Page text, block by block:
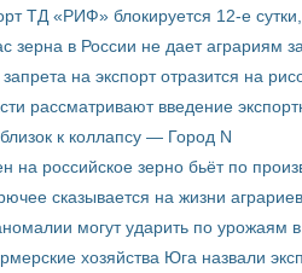
ТД «РИФ» блокируется 12-е
зерна в России не дает аграриям
на экспорт отразится на
рассматривают введение
к коллапсу — Город N
на российское зерно бьёт по
сказывается на жизни аграриев
могут ударить по урожаям
хозяйства Юга назвали